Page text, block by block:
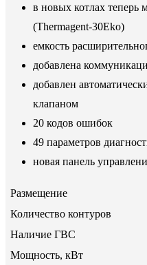
в новых котлах теперь
(Thermagent-30Eko)
емкость
добавлена
добавлен
клапаном
20 кодов ошибок
49 параметров
новая панель
Размещение
Количество контуров
Наличие ГВС
Мощность, кВт